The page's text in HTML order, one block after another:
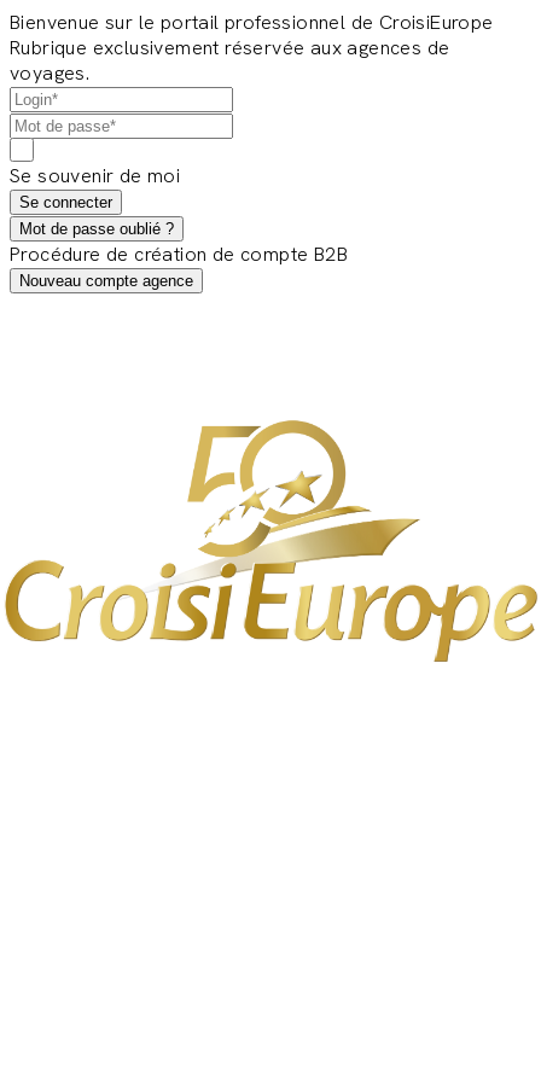
Bienvenue sur le portail professionnel de CroisiEurope
Rubrique exclusivement réservée aux agences de
voyages.
Se souvenir de moi
Se connecter
Mot de passe oublié ?
Procédure de création de compte B2B
Nouveau compte agence